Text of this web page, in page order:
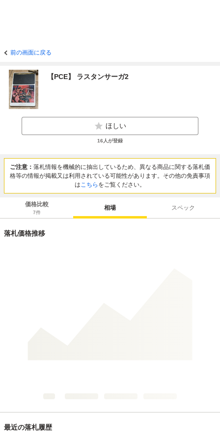
前の画面に戻る
【PCE】 ラスタンサーガ2
ほしい
16 人が登録
ご注意： 落札情報を機械的に抽出しているため、異なる商品に関する落札価
格等の情報が掲載又は利用されている可能性があります。その他の免責事項
はこちら をご覧ください。
価格比較
7件
相場 スペック
落札価格推移
最近の落札履歴